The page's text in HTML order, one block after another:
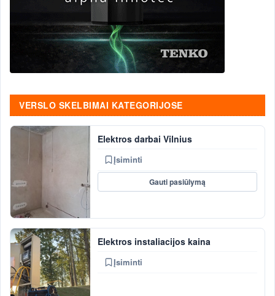
VERSLO SKELBIMAI KATEGORIJOSE
Elektros darbai Vilnius
Įsiminti
Gauti pasiūlymą
Elektros instaliacijos kaina
Įsiminti